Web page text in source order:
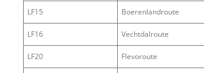
LF15 Boerenlandroute
LF16 Vechtdalroute
LF20 Flevoroute